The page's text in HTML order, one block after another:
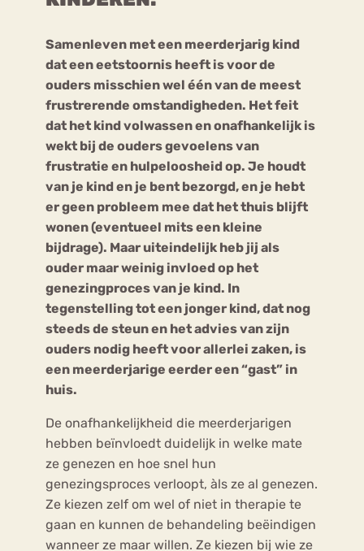
Samenleven met een meerderjarig kind
dat een eetstoornis heeft is voor de
ouders misschien wel één van de meest
frustrerende omstandigheden. Het feit
dat het kind volwassen en onafhankelijk is
wekt bij de ouders gevoelens van
frustratie en hulpeloosheid op. Je houdt
van je kind en je bent bezorgd, en je hebt
er geen probleem mee dat het thuis blijft
wonen (eventueel mits een kleine
bijdrage). Maar uiteindelijk heb jij als
ouder maar weinig invloed op het
genezingproces van je kind. In
tegenstelling tot een jonger kind, dat nog
steeds de steun en het advies van zijn
ouders nodig heeft voor allerlei zaken, is
een meerderjarige eerder een “gast” in
huis.
De onafhankelijkheid die meerderjarigen
hebben beïnvloedt duidelijk in welke mate
ze genezen en hoe snel hun
genezingsproces verloopt, àls ze al genezen.
Ze kiezen zelf om wel of niet in therapie te
gaan en kunnen de behandeling beëindigen
wanneer ze maar willen. Ze kiezen bij wie ze
Forum
Bouli
mia
Nerv
osa
Eetstoornis Anorexia Nervosa
Eetbuien Piekeren Sport
Orthorexia
Afvallen Angst